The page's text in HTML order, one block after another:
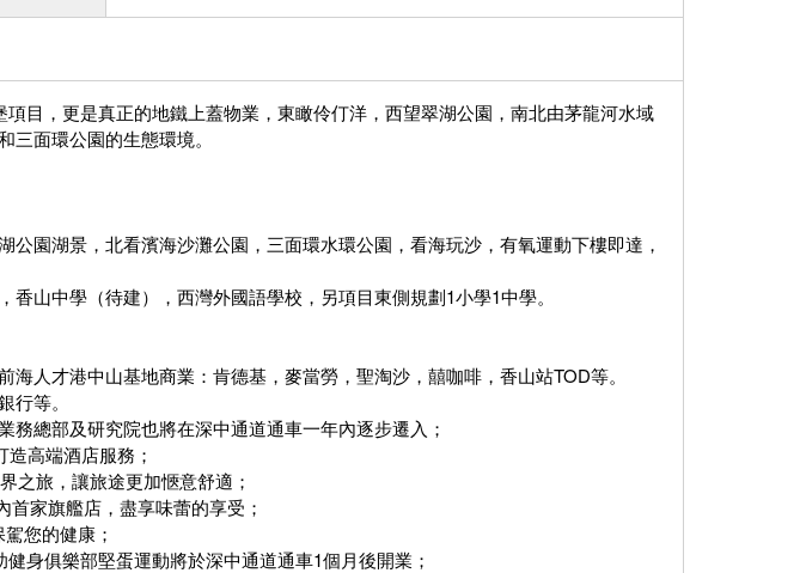
目，更是真正的地鐵上蓋物業，東瞰伶仃洋，西望翠湖公園，南北由茅龍河水域
面環公園的生態環境。
園湖景，北看濱海沙灘公園，三面環水環公園，看海玩沙，有氧運動下樓即達，
山中學（待建），西灣外國語學校，另項目東側規劃1小學1中學。
人才港中山基地商業：肯德基，麥當勞，聖淘沙，囍咖啡，香山站TOD等。
等。
總部及研究院也將在深中通道通車一年內逐步遷入；
高端酒店服務；
之旅，讓旅途更加愜意舒適；
首家旗艦店，盡享味蕾的享受；
您的健康；
身俱樂部堅蛋運動將於深中通道通車1個月後開業；